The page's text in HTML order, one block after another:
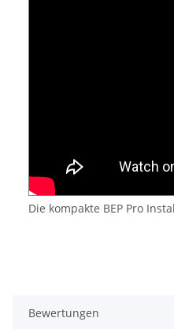
Die kompakte BEP Pro
Bewertungen